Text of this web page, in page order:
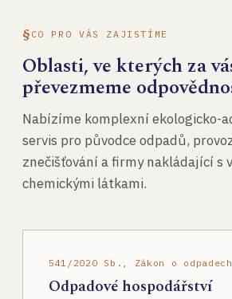
CO PRO VÁS ZAJISTÍME
Oblasti, ve kterých za
převezmeme
Nabízíme komplexní ekologicko-
servis pro původce odpadů,
znečišťování a firmy nakládající s
chemickými látkami.
541/2020 Sb., Zákon o odpadech
Odpadové hospodářství